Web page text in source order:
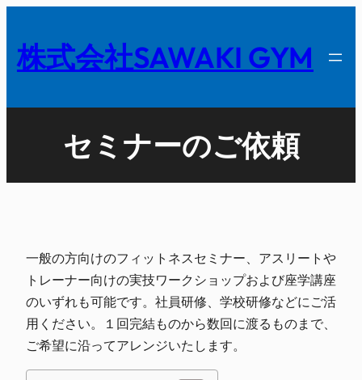
を
キ
株式会社SAWAKI GYM
セミナーのご依頼
一般の方向けのフィットネスセミナー、アスリートや
トレーナー向けの実技ワークショップおよび座学講座
のいずれも可能です。社員研修、学校研修などにご活
用ください。１回完結ものから数回に渡るものまで、
ご希望に沿ってアレンジいたします。